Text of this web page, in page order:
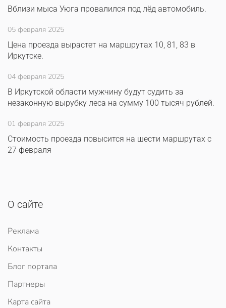
Вблизи мыса Уюга провалился под лёд автомобиль.
05 февраля 2025
Цена проезда вырастет на маршрутах 10, 81, 83 в
Иркутске.
04 февраля 2025
В Иркутской области мужчину будут судить за
незаконную вырубку леса на сумму 100 тысяч рублей.
01 февраля 2025
Стоимость проезда повысится на шести маршрутах с
27 февраля
О сайте
Реклама
Контакты
Блог портала
Партнеры
Карта сайта